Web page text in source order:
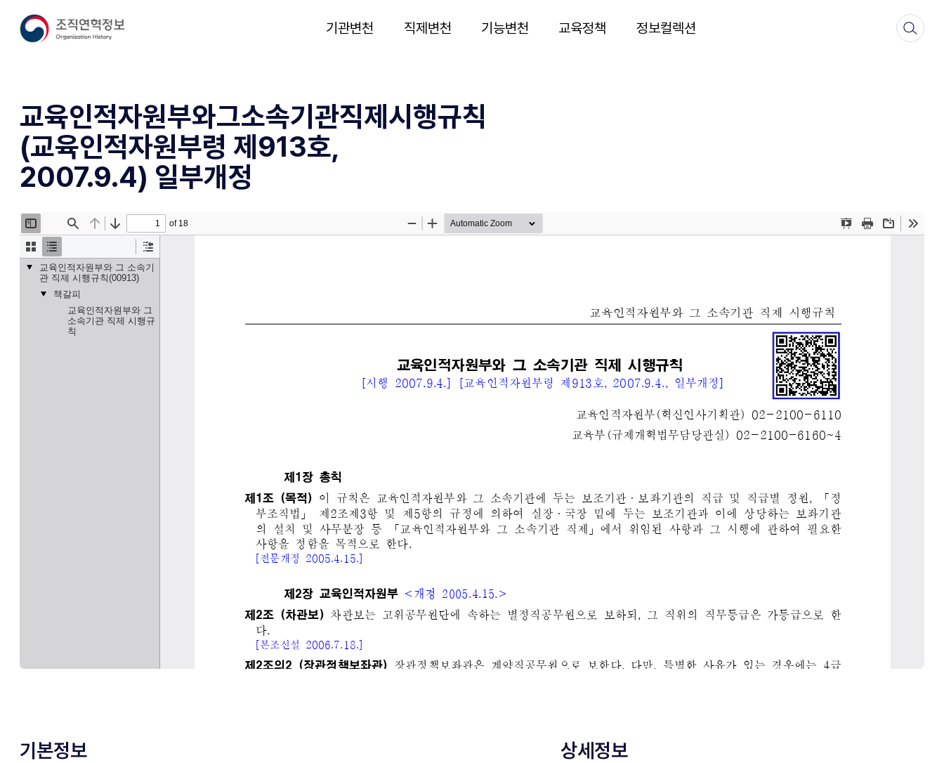
기관변천 직제변천 기능변천 교육정책 정보컬렉션
교육인적자원부와그소속기관직제시행규칙
(교육인적자원부령 제913호,
2007.9.4) 일부개정
기본정보 상세정보